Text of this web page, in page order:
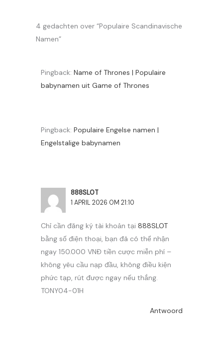
4 gedachten over “Populaire Scandinavische
Namen”
Pingback: Name of Thrones | Populaire
babynamen uit Game of Thrones
Pingback: Populaire Engelse namen |
Engelstalige babynamen
888SLOT
1 APRIL 2026 OM 21:10
Chỉ cần đăng ký tài khoản tại 888SLOT
bằng số điện thoại, bạn đã có thể nhận
ngay 150.000 VNĐ tiền cược miễn phí –
không yêu cầu nạp đầu, không điều kiện
phức tạp, rút được ngay nếu thắng.
TONY04-01H
Antwoord